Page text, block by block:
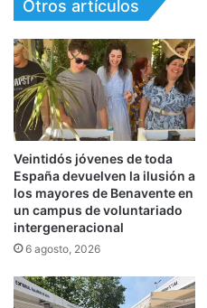
Otros artículos
Veintidós jóvenes de toda
España devuelven la ilusión a
los mayores de Benavente en
un campus de voluntariado
intergeneracional
6 agosto, 2026